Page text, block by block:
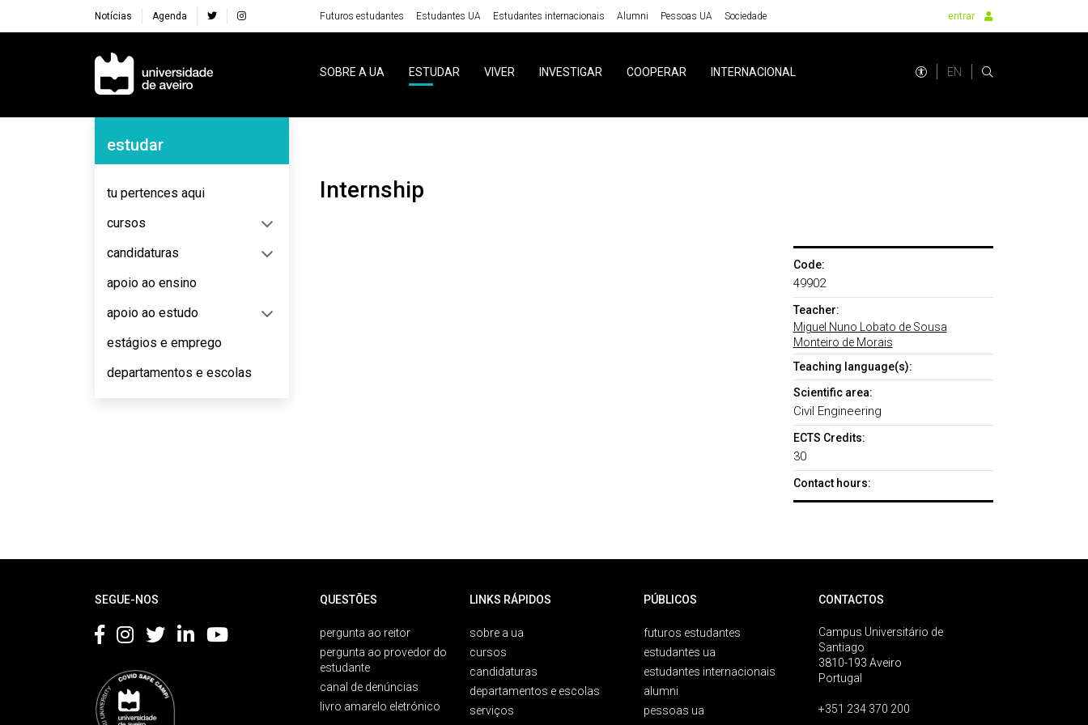
Notícias Agenda Futuros estudantes Estudantes UA Estudantes internacionais Alumni Pessoas UA Sociedade entrar
Navegação Principal
SOBRE A UA ESTUDAR VIVER INVESTIGAR COOPERAR INTERNACIONAL EN
Navegação Lateral
estudar
tu pertences aqui
cursos
candidaturas
apoio ao ensino
apoio ao estudo
estágios e emprego
departamentos e escolas
internship
Code:
49902
Teacher:
Miguel Nuno Lobato de Sousa
Monteiro de Morais
Teaching language(s):
Scientific area:
Civil Engineering
ECTS Credits:
30
Contact hours:
SEGUE-NOS QUESTÕES
pergunta ao reitor
pergunta ao provedor do
estudante
canal de denúncias
livro amarelo eletrónico
LINKS RÁPIDOS
sobre a ua
cursos
candidaturas
departamentos e escolas
serviços
PÚBLICOS
futuros estudantes
estudantes ua
estudantes internacionais
alumni
pessoas ua
CONTACTOS
Campus Universitário de
Santiago
3810-193 Aveiro
Portugal
+351 234 370 200